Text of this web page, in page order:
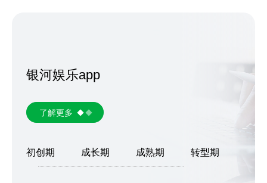
银河娱乐app
了解更多
初创期 成长期 成熟期 转型期